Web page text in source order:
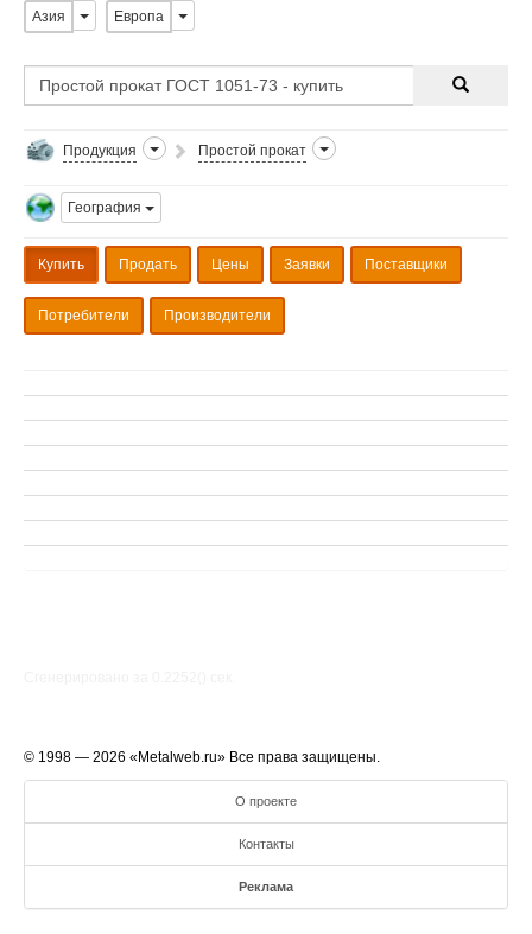
Азия Европа
Продукция Простой прокат
География
Купить Продать Цены Заявки Поставщики
Потребители Производители
© 1998 — 2026 «Metalweb.ru» Все права защищены.
О проекте
Контакты
Реклама